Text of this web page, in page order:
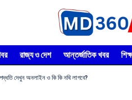
রাজ্য ও দেশ আন্তর্জাতিক খবর
দেখুন অনলাইন ও কি কি নথি লাগবে?